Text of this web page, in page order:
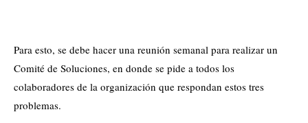
Para esto, se debe hacer una reunión semanal para realizar un
Comité de Soluciones, en donde se pide a todos los
colaboradores de la organización que respondan estos tres
problemas.